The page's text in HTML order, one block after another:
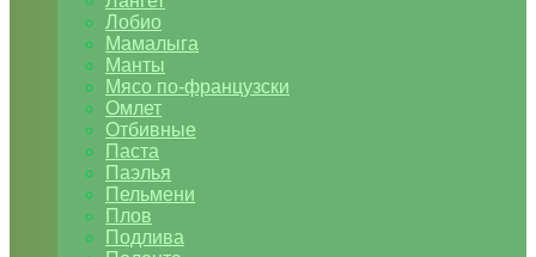
Лобио
Мамалыга
Манты
Мясо по-французски
Омлет
Отбивные
Паста
Паэлья
Пельмени
Плов
Подлива